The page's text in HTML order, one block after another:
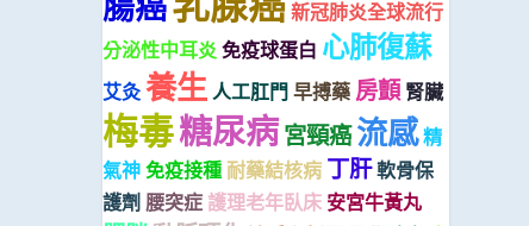
新冠肺炎全球流行
分泌性中耳炎免疫球蛋白 心肺復蘇
艾灸養生人工肛門早搏藥 房顫 腎臟
梅毒糖尿病宮頸癌流感精
氣神免疫接種耐藥結核病 丁肝軟骨保
護劑 腰突症 護理老年臥床 安宮牛黃丸